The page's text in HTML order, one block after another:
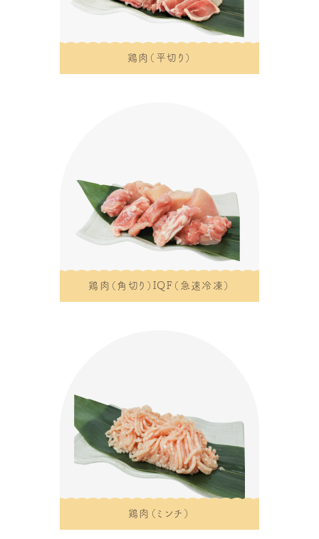
鶏肉（平切り）
鶏肉（角切り）IQF（急速冷凍）
鶏肉（ミンチ）